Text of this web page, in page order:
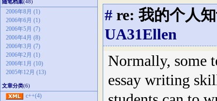
随笔档案(48)
2006年8月 (1)
2006年6月 (1)
2006年5月 (7)
2006年4月 (8)
2006年3月 (7)
2006年2月 (1)
2006年1月 (10)
2005年12月 (13)
文章分类(6)
c++(4)
# re: 我的个人
UA31Ellen
Normally, some
essay writing